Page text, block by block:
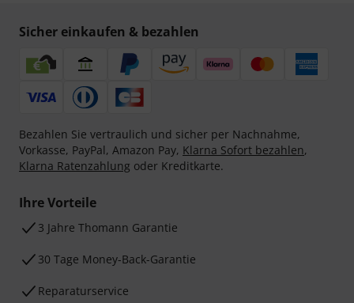
Sicher einkaufen & bezahlen
Bezahlen Sie vertraulich und sicher per Nachnahme,
Vorkasse, PayPal, Amazon Pay, Klarna Sofort bezahlen,
Klarna Ratenzahlung oder Kreditkarte.
Ihre Vorteile
3 Jahre Thomann Garantie
30 Tage Money-Back-Garantie
Reparaturservice